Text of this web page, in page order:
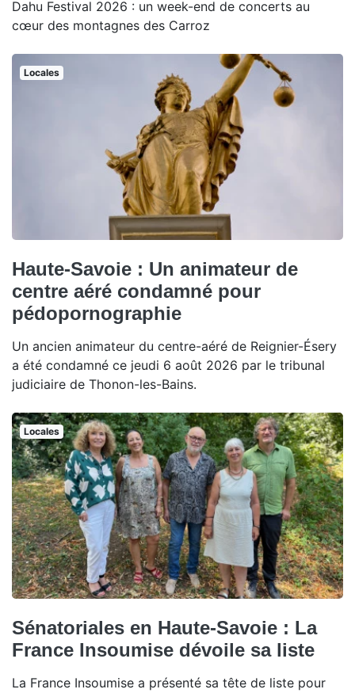
Dahu Festival 2026 : un week-end de concerts au
cœur des montagnes des Carroz
Locales
Haute-Savoie : Un animateur de
centre aéré condamné pour
pédopornographie
Un ancien animateur du centre-aéré de Reignier-Ésery
a été condamné ce jeudi 6 août 2026 par le tribunal
judiciaire de Thonon-les-Bains.
Locales
Sénatoriales en Haute-Savoie : La
France Insoumise dévoile sa liste
La France Insoumise a présenté sa tête de liste pour